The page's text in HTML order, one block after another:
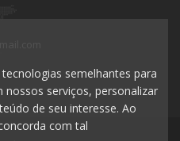
semelhantes para
nossos serviços, personalizar
de seu interesse. Ao
com tal